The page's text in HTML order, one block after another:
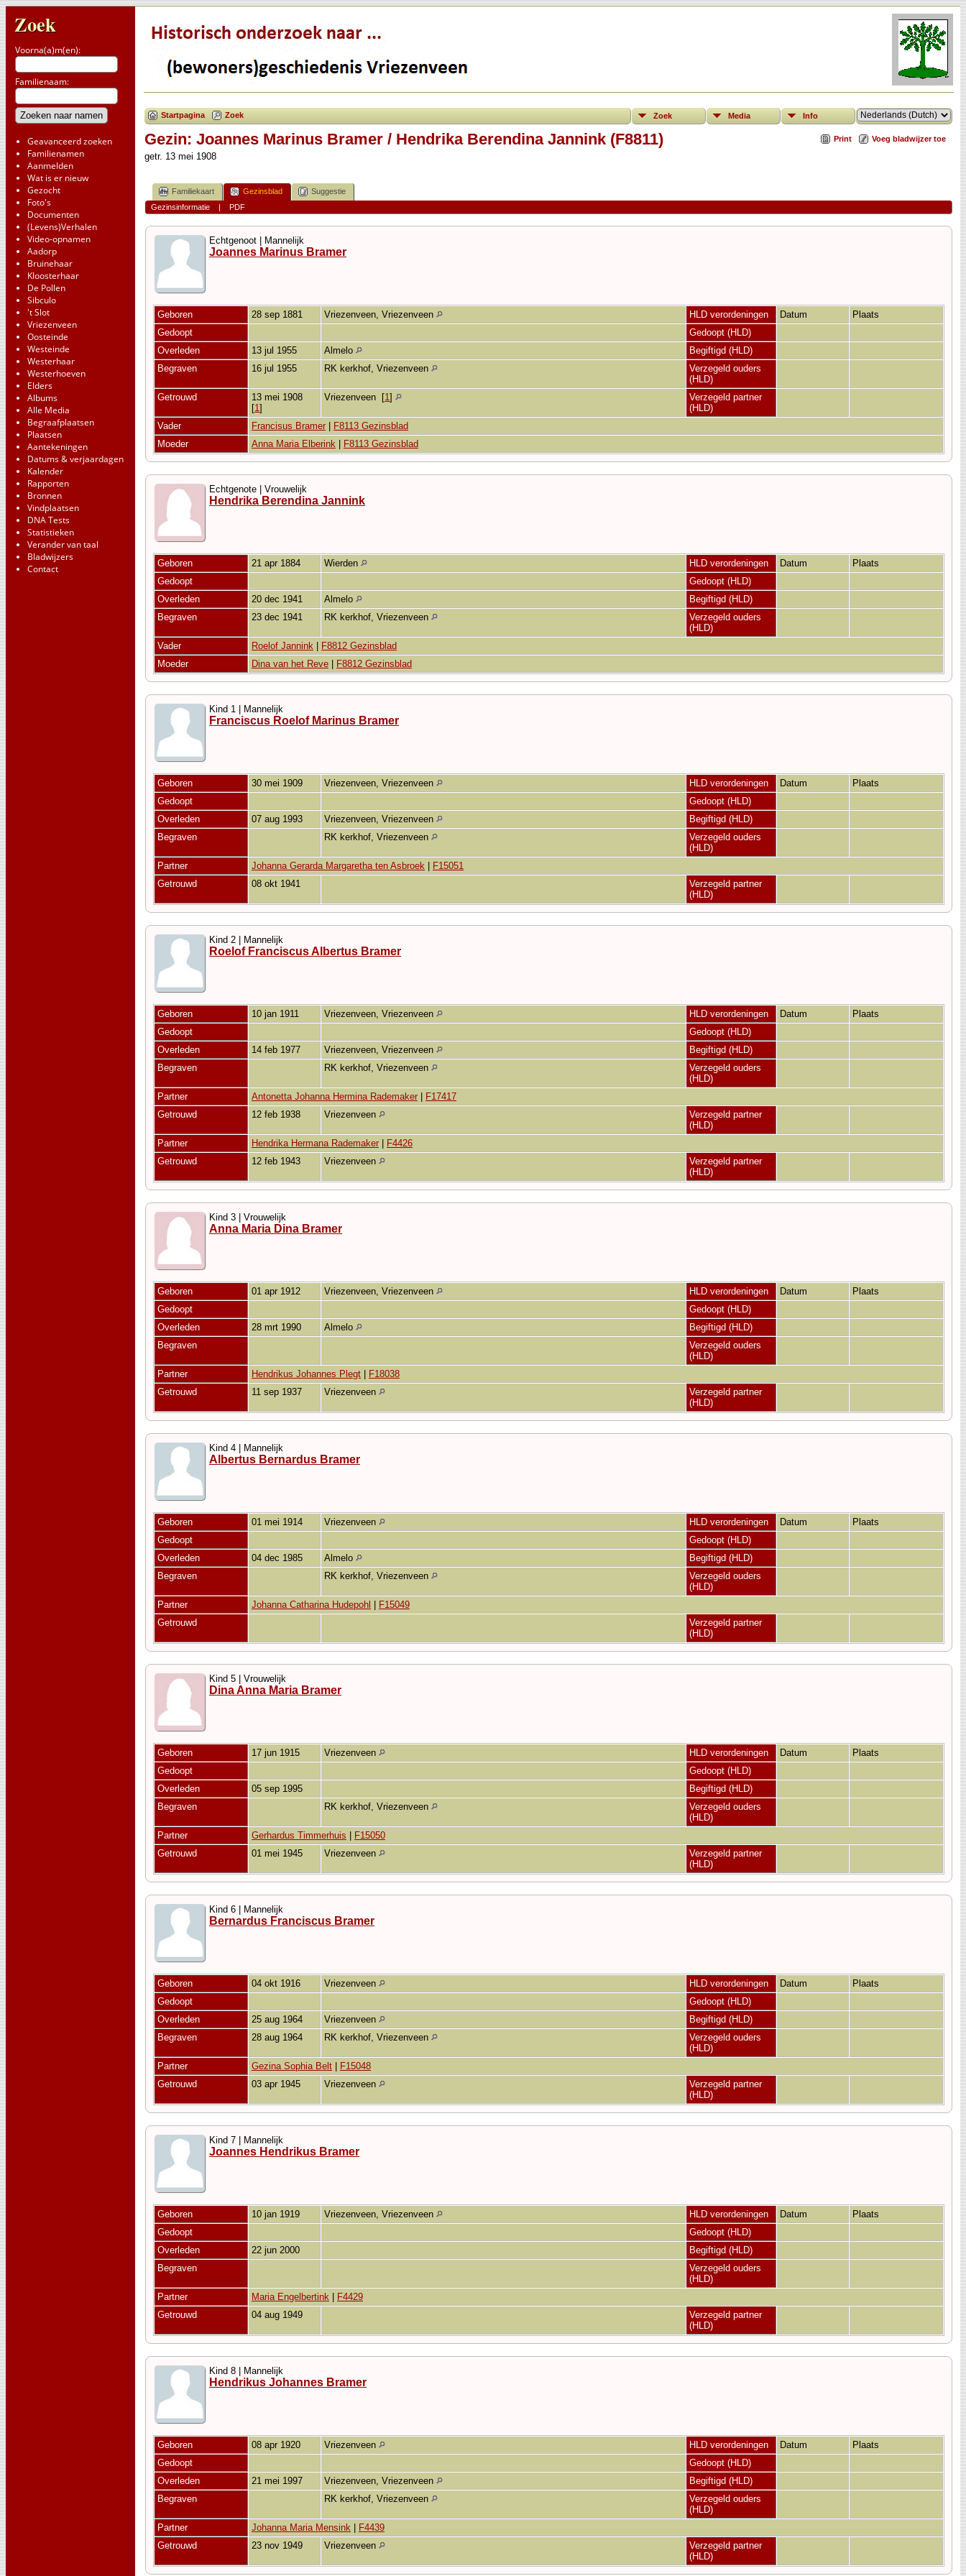
Zoek
Voorna(a)m(en):
Familienaam:
Geavanceerd zoeken
Familienamen
Aanmelden
Wat is er nieuw
Gezocht
Foto's
Documenten
(Levens)Verhalen
Video-opnamen
Aadorp
Bruinehaar
Kloosterhaar
De Pollen
Sibculo
't Slot
Vriezenveen
Oosteinde
Westeinde
Westerhaar
Westerhoeven
Elders
Albums
Alle Media
Begraafplaatsen
Plaatsen
Aantekeningen
Datums & verjaardagen
Kalender
Rapporten
Bronnen
Vindplaatsen
DNA Tests
Statistieken
Verander van taal
Bladwijzers
Contact
Startpagina Zoek Zoek Media Info
Print Voeg bladwijzer toe
Gezin: Joannes Marinus Bramer / Hendrika Berendina Jannink (F8811)
getr. 13 mei 1908
Familiekaart Gezinsblad
Suggestie
Gezinsinformatie| PDF
Echtgenoot | Mannelijk
Joannes Marinus Bramer
Geboren 28 sep 1881 Vriezenveen, Vriezenveen HLD verordeningen Datum
Plaats
Gedoopt
Gedoopt (HLD)
Overleden
13 jul 1955 Almelo
Begiftigd (HLD)
Begraven
16 jul 1955 RK kerkhof, Vriezenveen
Verzegeld ouders
(HLD)
Getrouwd
13 mei 1908
[1]
Vriezenveen [1]
Verzegeld partner
(HLD)
Vader
Francisus Bramer
F8113 Gezinsblad
Moeder
Anna Maria Elberink F8113 Gezinsblad
Echtgenote | Vrouwelijk
Hendrika Berendina Jannink
Geboren 21 apr 1884 Wierden HLD verordeningen Datum
Plaats
Gedoopt
Gedoopt (HLD)
Overleden
20 dec 1941 Almelo
Begiftigd (HLD)
Begraven
23 dec 1941 RK kerkhof, Vriezenveen
Verzegeld ouders
(HLD)
Vader
Roelof Jannink
F8812 Gezinsblad
Moeder
Dina van het Reve F8812 Gezinsblad
Kind 1 | Mannelijk
Franciscus Roelof Marinus Bramer
Geboren 30 mei 1909 Vriezenveen, Vriezenveen HLD verordeningen Datum
Plaats
Gedoopt
Gedoopt (HLD)
Overleden
07 aug 1993 Vriezenveen, Vriezenveen
Begiftigd (HLD)
Begraven
RK kerkhof, Vriezenveen
Verzegeld ouders
(HLD)
Partner
Johanna Gerarda Margaretha ten Asbroek
F15051
Getrouwd
08 okt 1941
Verzegeld partner
(HLD)
Kind 2 | Mannelijk
Roelof Franciscus Albertus Bramer
Geboren 10 jan 1911 Vriezenveen, Vriezenveen HLD verordeningen Datum
Plaats
Gedoopt
Gedoopt (HLD)
Overleden
14 feb 1977 Vriezenveen, Vriezenveen
Begiftigd (HLD)
Begraven
RK kerkhof, Vriezenveen
Verzegeld ouders
(HLD)
Partner
Antonetta Johanna Hermina Rademaker
F17417
Getrouwd
12 feb 1938 Vriezenveen
Verzegeld partner
(HLD)
Partner
Hendrika Hermana Rademaker
F4426
Getrouwd
12 feb 1943 Vriezenveen
Verzegeld partner
(HLD)
Kind 3 | Vrouwelijk
Anna Maria Dina Bramer
Geboren 01 apr 1912 Vriezenveen, Vriezenveen HLD verordeningen Datum
Plaats
Gedoopt
Gedoopt (HLD)
Overleden
28 mrt 1990 Almelo
Begiftigd (HLD)
Begraven
Verzegeld ouders
(HLD)
Partner
Hendrikus Johannes Plegt
F18038
Getrouwd
11 sep 1937 Vriezenveen
Verzegeld partner
(HLD)
Kind 4 | Mannelijk
Albertus Bernardus Bramer
Geboren 01 mei 1914 Vriezenveen HLD verordeningen Datum
Plaats
Gedoopt
Gedoopt (HLD)
Overleden
04 dec 1985 Almelo
Begiftigd (HLD)
Begraven
RK kerkhof, Vriezenveen
Verzegeld ouders
(HLD)
Partner
Johanna Catharina Hudepohl
F15049
Getrouwd
Verzegeld partner
(HLD)
Kind 5 | Vrouwelijk
Dina Anna Maria Bramer
Geboren 17 jun 1915 Vriezenveen HLD verordeningen Datum
Plaats
Gedoopt
Gedoopt (HLD)
Overleden
05 sep 1995
Begiftigd (HLD)
Begraven
RK kerkhof, Vriezenveen
Verzegeld ouders
(HLD)
Partner
Gerhardus Timmerhuis
F15050
Getrouwd
01 mei 1945 Vriezenveen
Verzegeld partner
(HLD)
Kind 6 | Mannelijk
Bernardus Franciscus Bramer
Geboren 04 okt 1916 Vriezenveen HLD verordeningen Datum
Plaats
Gedoopt
Gedoopt (HLD)
Overleden
25 aug 1964 Vriezenveen
Begiftigd (HLD)
Begraven
28 aug 1964 RK kerkhof, Vriezenveen
Verzegeld ouders
(HLD)
Partner
Gezina Sophia Belt
F15048
Getrouwd
03 apr 1945 Vriezenveen
Verzegeld partner
(HLD)
Kind 7 | Mannelijk
Joannes Hendrikus Bramer
Geboren 10 jan 1919 Vriezenveen, Vriezenveen HLD verordeningen Datum
Plaats
Gedoopt
Gedoopt (HLD)
Overleden
22 jun 2000
Begiftigd (HLD)
Begraven
Verzegeld ouders
(HLD)
Partner
Maria Engelbertink
F4429
Getrouwd
04 aug 1949
Verzegeld partner
(HLD)
Kind 8 | Mannelijk
Hendrikus Johannes Bramer
Geboren 08 apr 1920 Vriezenveen HLD verordeningen Datum
Plaats
Gedoopt
Gedoopt (HLD)
Overleden
21 mei 1997 Vriezenveen, Vriezenveen
Begiftigd (HLD)
Begraven
RK kerkhof, Vriezenveen
Verzegeld ouders
(HLD)
Partner
Johanna Maria Mensink
F4439
Getrouwd
23 nov 1949 Vriezenveen
Verzegeld partner
(HLD)